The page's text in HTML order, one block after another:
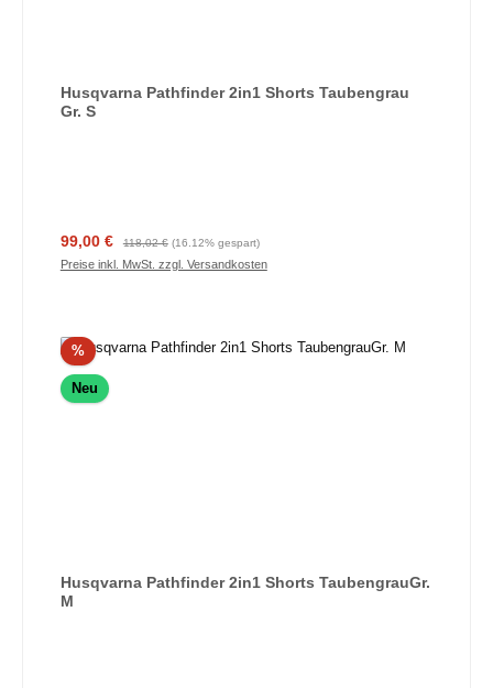
Husqvarna Pathfinder 2in1 Shorts Taubengrau
Gr. S
Verkaufspreis:
99,00 € Regulärer Preis:
118,02 € (16.12% gespart)
Preise inkl. MwSt. zzgl. Versandkosten
%Rabatt
Neu
Husqvarna Pathfinder 2in1 Shorts TaubengrauGr.
M